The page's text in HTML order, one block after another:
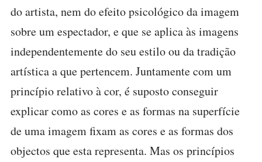
do artista, nem do efeito psicológico da imagem
sobre um espectador, e que se aplica às imagens
independentemente do seu estilo ou da tradição
artística a que pertencem. Juntamente com um
princípio relativo à cor, é suposto conseguir
explicar como as cores e as formas na superfície
de uma imagem fixam as cores e as formas dos
objectos que esta representa. Mas os princípios